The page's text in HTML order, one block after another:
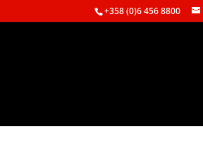
+358 (0)6 456 8800